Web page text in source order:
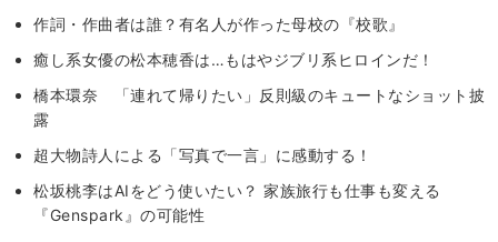
作詞・作曲者は誰？有名人が作った母校の『校歌』
癒し系女優の松本穂香は…もはやジブリ系ヒロインだ！
橋本環奈 「連れて帰りたい」反則級のキュートなショット披
露
超大物詩人による「写真で一言」に感動する！
松坂桃李はAIをどう使いたい？ 家族旅行も仕事も変える
『Genspark』の可能性